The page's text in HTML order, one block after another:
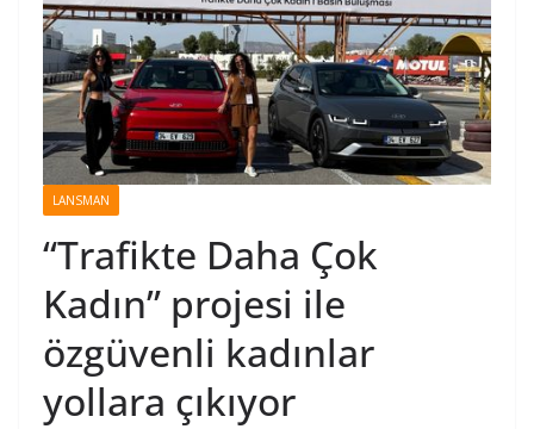
LANSMAN
“Trafikte Daha Çok
Kadın” projesi ile
özgüvenli kadınlar
yollara çıkıyor